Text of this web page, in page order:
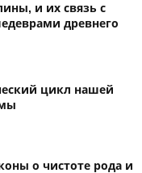
и их связь с
древнего
цикл нашей
о чистоте рода и